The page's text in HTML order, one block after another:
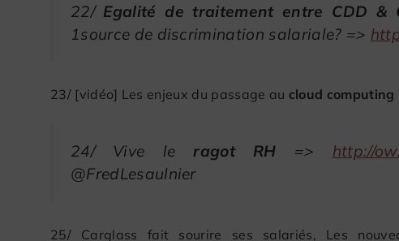
22/ Egalité de traitement entre CDD &
1source de discrimination salariale? =>
23/ [vidéo] Les enjeux du passage au cloud computing
24/ Vive leragot RH => http://
@FredLesaulnier
25/ Carglass fait sourire ses salariés, Les